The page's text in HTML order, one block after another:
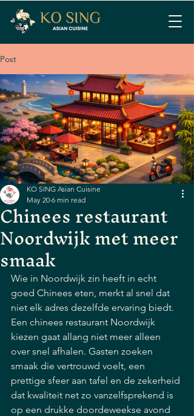
Post
Chinees restaurant
Noordwijk met meer
smaak
KO SING Asian Cuisine
May 20 6 min read
Wie in Noordwijk zin heeft in echt
goed Chinees eten, merkt al snel dat
niet elk adres dezelfde ervaring biedt.
Een chinees restaurant Noordwijk
kiezen gaat allang niet meer alleen
over snel afhalen. Gasten zoeken
smaak die vertrouwd voelt, een
prettige sfeer aan tafel en de zekerheid
dat kwaliteit net zo vanzelfsprekend is
op een drukke doordeweekse avond